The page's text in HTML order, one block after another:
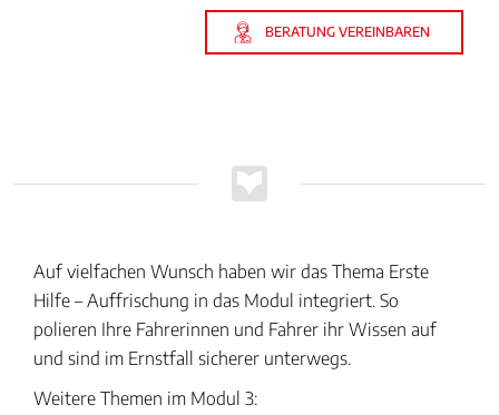
BERATUNG VEREINBAREN
Auf vielfachen Wunsch haben wir das Thema Erste
Hilfe – Auffrischung in das Modul integriert. So
polieren Ihre Fahrerinnen und Fahrer ihr Wissen auf
und sind im Ernstfall sicherer unterwegs.
Weitere Themen im Modul 3: